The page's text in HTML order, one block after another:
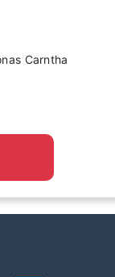
Carntha